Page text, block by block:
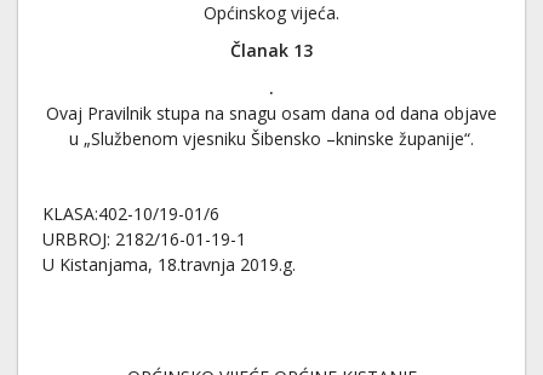
Općinskog vijeća.
Članak 13
.
Ovaj Pravilnik stupa na snagu osam dana od dana objave
u „Službenom vjesniku Šibensko –kninske županije“.
KLASA:402-10/19-01/6
URBROJ: 2182/16-01-19-1
U Kistanjama, 18.travnja 2019.g.